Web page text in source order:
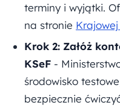
terminy i wyjątki.
na stronie
Krok 2: Załóż
KSeF -
środowisko
bezpiecznie